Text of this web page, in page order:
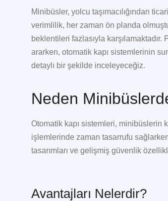
Minibüsler, yolcu taşımacılığından
verimlilik, her zaman ön planda
beklentileri fazlasıyla
ararken, otomatik kapı sistemlerinin
detaylı bir şekilde inceleyeceğiz.
Neden
Otomatik kapı sistemleri, minibüslerin
işlemlerinde zaman tasarrufu
tasarımları ve gelişmiş güvenlik
Avantajları Nelerdir?